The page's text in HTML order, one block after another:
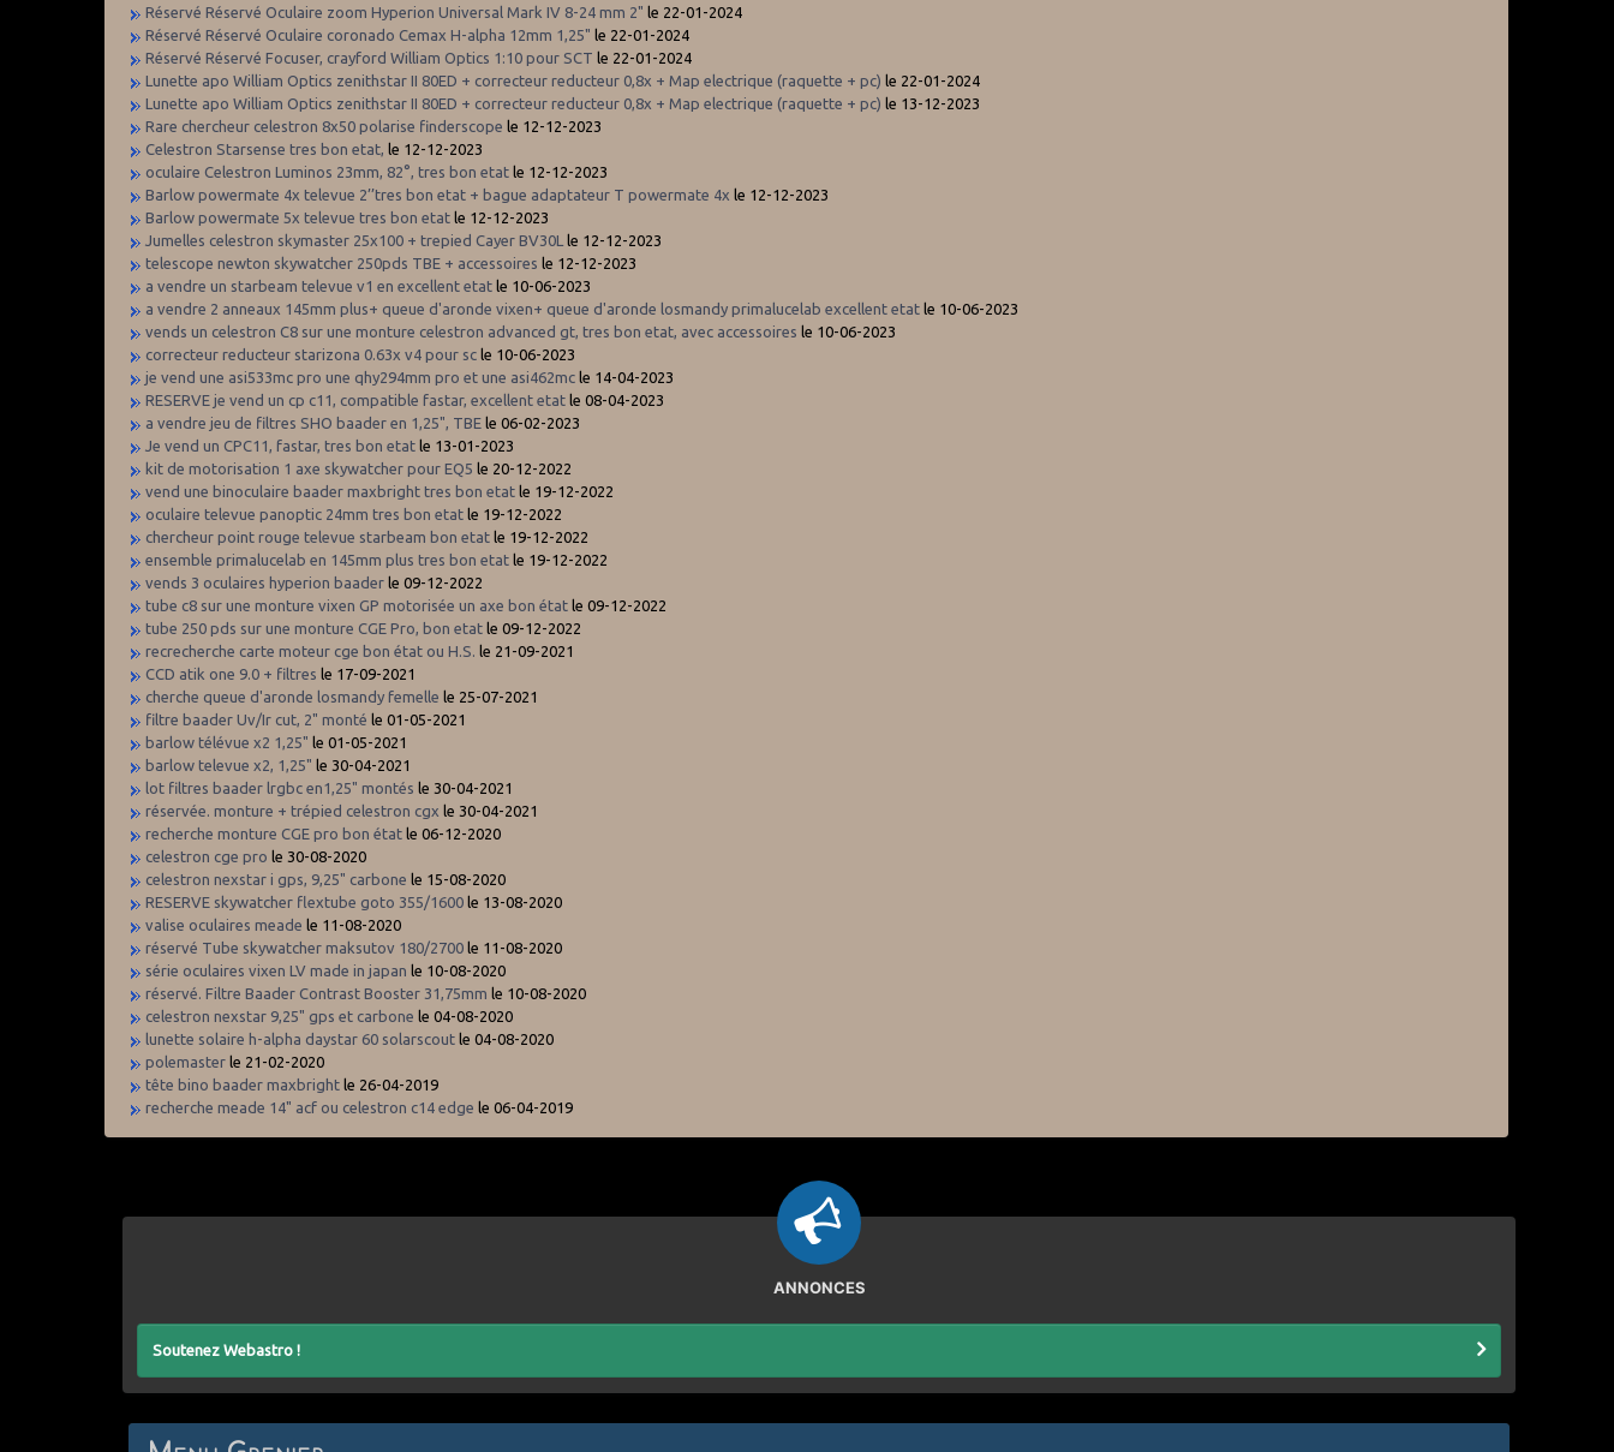
Réservé Réservé Oculaire zoom Hyperion Universal Mark IV 8-24 mm 2" le 22-01-2024
Réservé Réservé Oculaire coronado Cemax H-alpha 12mm 1,25" le 22-01-2024
Réservé Réservé Focuser, crayford William Optics 1:10 pour SCT le 22-01-2024
Lunette apo William Optics zenithstar II 80ED + correcteur reducteur 0,8x + Map electrique (raquette + pc) le 22-01-2024
Lunette apo William Optics zenithstar II 80ED + correcteur reducteur 0,8x + Map electrique (raquette + pc) le 13-12-2023
Rare chercheur celestron 8x50 polarise finderscope le 12-12-2023
Celestron Starsense tres bon etat, le 12-12-2023
oculaire Celestron Luminos 23mm, 82°, tres bon etat le 12-12-2023
Barlow powermate 4x televue 2’’tres bon etat + bague adaptateur T powermate 4x le 12-12-2023
Barlow powermate 5x televue tres bon etat le 12-12-2023
Jumelles celestron skymaster 25x100 + trepied Cayer BV30L
le 12-12-2023
telescope newton skywatcher 250pds TBE + accessoires le 12-12-2023
a vendre un starbeam televue v1 en excellent etat le 10-06-2023
a vendre 2 anneaux 145mm plus+ queue d'aronde vixen+ queue d'aronde losmandy primalucelab excellent etat le 10-06-2023
vends un celestron C8 sur une monture celestron advanced gt, tres bon etat, avec accessoires le 10-06-2023
correcteur reducteur starizona 0.63x v4 pour sc le 10-06-2023
je vend une asi533mc pro une qhy294mm pro et une asi462mc le 14-04-2023
RESERVE je vend un cp c11, compatible fastar, excellent etat le 08-04-2023
a vendre jeu de filtres SHO baader en 1,25", TBE le 06-02-2023
Je vend un CPC11, fastar, tres bon etat le 13-01-2023
kit de motorisation 1 axe skywatcher pour EQ5 le 20-12-2022
vend une binoculaire baader maxbright tres bon etat le 19-12-2022
oculaire televue panoptic 24mm tres bon etat le 19-12-2022
chercheur point rouge televue starbeam bon etat le 19-12-2022
ensemble primalucelab en 145mm plus tres bon etat le 19-12-2022
vends 3 oculaires hyperion baader le 09-12-2022
tube c8 sur une monture vixen GP motorisée un axe bon état le 09-12-2022
tube 250 pds sur une monture CGE Pro, bon etat le 09-12-2022
recrecherche carte moteur cge bon état ou H.S. le 21-09-2021
CCD atik one 9.0 + filtres le 17-09-2021
cherche queue d'aronde losmandy femelle le 25-07-2021
filtre baader Uv/Ir cut, 2" monté le 01-05-2021
barlow télévue x2 1,25" le 01-05-2021
barlow televue x2, 1,25" le 30-04-2021
lot filtres baader lrgbc en1,25" montés le 30-04-2021
réservée. monture + trépied celestron cgx le 30-04-2021
recherche monture CGE pro bon état le 06-12-2020
celestron cge pro le 30-08-2020
celestron nexstar i gps, 9,25" carbone le 15-08-2020
RESERVE skywatcher flextube goto 355/1600 le 13-08-2020
valise oculaires meade le 11-08-2020
réservé Tube skywatcher maksutov 180/2700 le 11-08-2020
série oculaires vixen LV made in japan le 10-08-2020
réservé. Filtre Baader Contrast Booster 31,75mm le 10-08-2020
celestron nexstar 9,25" gps et carbone le 04-08-2020
lunette solaire h-alpha daystar 60 solarscout le 04-08-2020
polemaster le 21-02-2020
tête bino baader maxbright le 26-04-2019
recherche meade 14" acf ou celestron c14 edge le 06-04-2019
ANNONCES
Soutenez Webastro !